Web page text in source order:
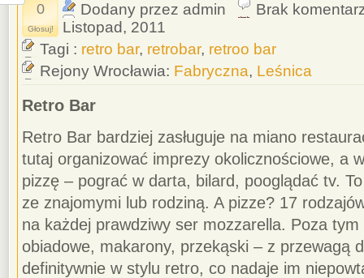
0
Głosuj!
Dodany przez admin
Brak
Listopad, 2011
Tagi : retro bar, retrobar, retroo bar
Rejony Wrocławia: Fabryczna, Leśnica
Retro Bar
Retro Bar bardziej zasługuje na miano
tutaj organizować imprezy okolicznościowe, a
pizzę – pograć w darta, bilard, pooglądać tv.
ze znajomymi lub rodziną. A pizze? 17
na każdej prawdziwy ser mozzarella. Poza
obiadowe, makarony, przekąski – z przewagą
definitywnie w stylu retro, co nadaje im